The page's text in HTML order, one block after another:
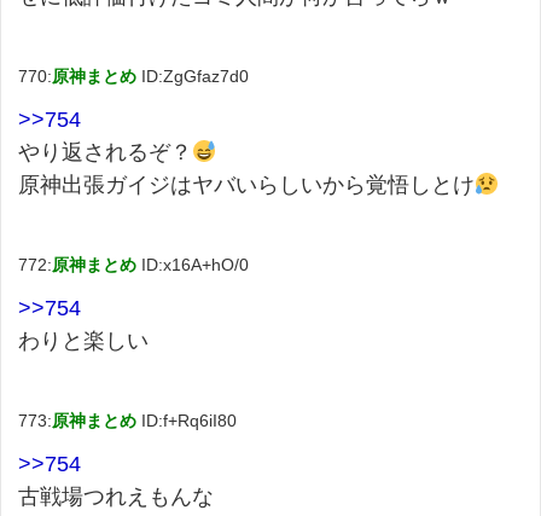
770:原神まとめ ID:ZgGfaz7d0
>>754
やり返されるぞ？
原神出張ガイジはヤバいらしいから覚悟しとけ
772:原神まとめ ID:x16A+hO/0
>>754
わりと楽しい
773:原神まとめ ID:f+Rq6iI80
>>754
古戦場つれえもんな